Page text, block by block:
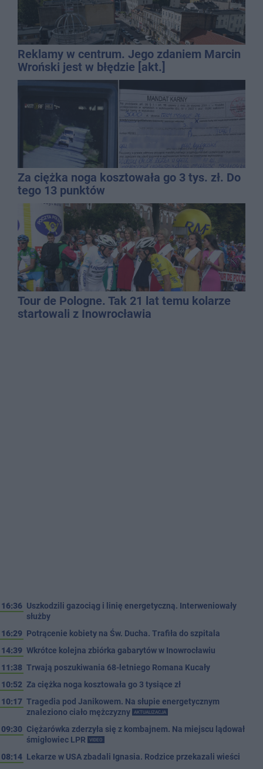
Reklamy w centrum. Jego zdaniem Marcin
Wroński jest w błędzie [akt.]
Za ciężka noga kosztowała go 3 tys. zł. Do
tego 13 punktów
Tour de Pologne. Tak 21 lat temu kolarze
startowali z Inowrocławia
16:36 Uszkodzili gazociąg i linię energetyczną. Interweniowały
służby
16:29 Potrącenie kobiety na Św. Ducha. Trafiła do szpitala
14:39 Wkrótce kolejna zbiórka gabarytów w Inowrocławiu
11:38 Trwają poszukiwania 68-letniego Romana Kucały
10:52 Za ciężka noga kosztowała go 3 tysiące zł
10:17 Tragedia pod Janikowem. Na słupie energetycznym
znaleziono ciało mężczyzny
AKTUALIZACJA
09:30 Ciężarówka zderzyła się z kombajnem. Na miejscu lądował
śmigłowiec LPR
VIDEO
08:14 Lekarze w USA zbadali Ignasia. Rodzice przekazali wieści